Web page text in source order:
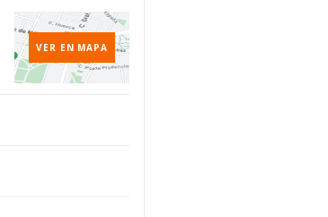
VER EN MAPA